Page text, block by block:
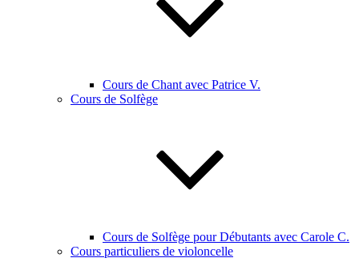
Cours de Chant avec Patrice V.
Cours de Solfège
Cours de Solfège pour Débutants avec Carole C.
Cours particuliers de violoncelle